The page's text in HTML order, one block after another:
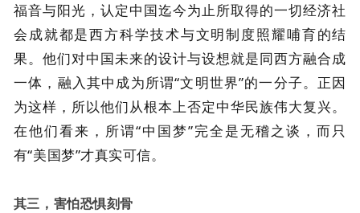
福音与阳光，认定中国迄今为止所取得的一切经济社
会成就都是西方科学技术与文明制度照耀哺育的结
果。他们对中国未来的设计与设想就是同西方融合成
一体，融入其中成为所谓“文明世界”的一分子。正因
为这样，所以他们从根本上否定中华民族伟大复兴。
在他们看来，所谓“中国梦”完全是无稽之谈，而只
有“美国梦”才真实可信。
其三，害怕恐惧刻骨